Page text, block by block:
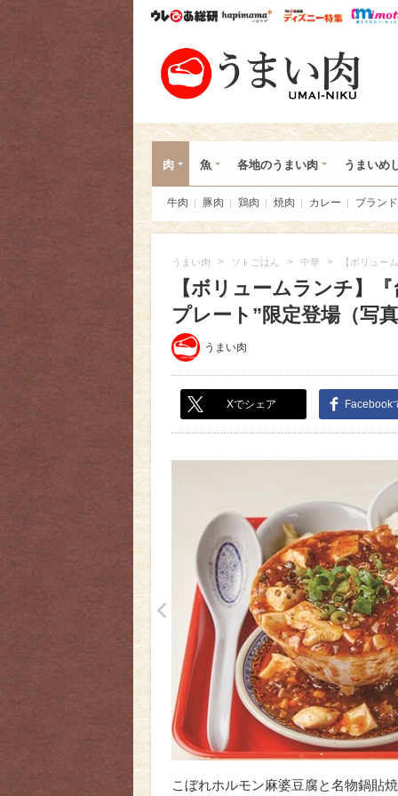
ウレぴあ総研ハピママ*
ウレぴ
肉 魚 各地のうまい肉 うまいめ
牛肉 豚肉 鶏肉 焼肉 カレー ブラン
うまい肉 > ソトごはん > 中華 > 【ボリュー
【ボリュームランチ】
プレート”限定登場（写
うまい肉
Xでシェア Facebook
<
こぼれホルモン麻婆豆腐と名物鍋貼